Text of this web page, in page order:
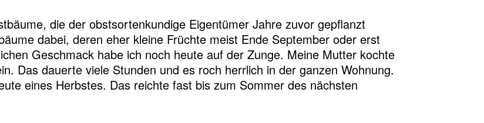
die der obstsortenkundige Eigentümer Jahre zuvor gepflanzt
dabei, deren eher kleine Früchte meist Ende September oder erst
Geschmack habe ich noch heute auf der Zunge. Meine Mutter kochte
Das dauerte viele Stunden und es roch herrlich in der ganzen Wohnung.
eines Herbstes. Das reichte fast bis zum Sommer des nächsten